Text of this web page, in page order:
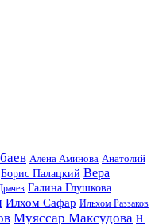
Алена Аминова Анатолий
Борис Палацкий Вера
Галина Глушкова
Илхом Сафар Ильхом Раззаков
Муяссар Максудова Н.